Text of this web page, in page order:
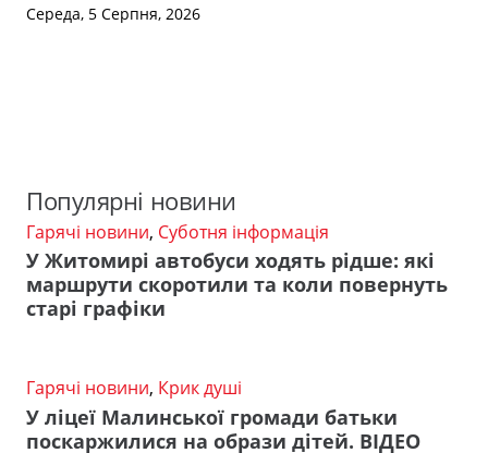
Середа, 5 Серпня, 2026
Популярні новини
Гарячі новини, Суботня інформація
У Житомирі автобуси ходять рідше: які
маршрути скоротили та коли повернуть
старі графіки
Гарячі новини, Крик душі
У ліцеї Малинської громади батьки
поскаржилися на образи дітей. ВІДЕО